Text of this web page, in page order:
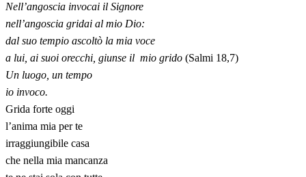
Nell’angoscia invocai il Signore
nell’angoscia gridai al mio Dio:
dal suo tempio ascoltò la mia voce
a lui, ai suoi orecchi, giunse il mio grido (Salmi 18,7)
Un luogo, un tempo
io invoco.
Grida forte oggi
l’anima mia per te
irraggiungibile casa
che nella mia mancanza